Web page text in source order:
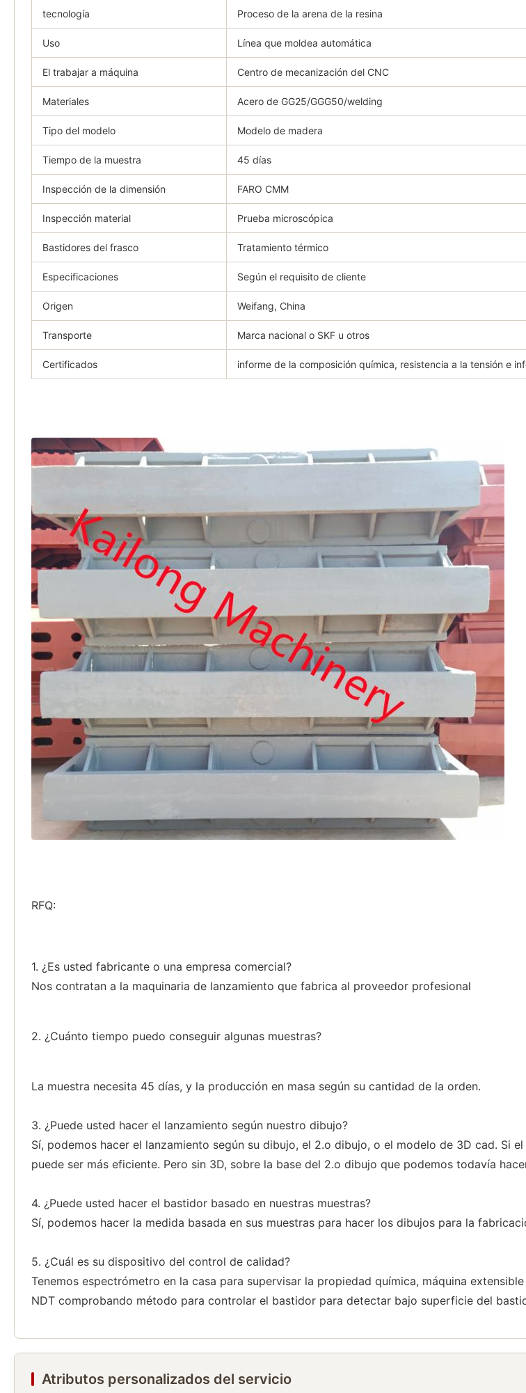
tecnología Proceso de la arena de la resina
Uso Línea que moldea automática
El trabajar a máquina Centro de mecanización del CNC
Materiales Acero de GG25/GGG50/welding
Tipo del modelo Modelo de madera
Tiempo de la muestra 45 días
Inspección de la dimensión FARO CMM
Inspección material Prueba microscópica
Bastidores del frasco Tratamiento térmico
Especificaciones Según el requisito de cliente
Origen Weifang, China
Transporte Marca nacional o SKF u otros
Certificados informe de la composición química, resistencia a la tensión e
RFQ:
1. ¿Es usted fabricante o una empresa comercial?
Nos contratan a la maquinaria de lanzamiento que fabrica al proveedor profesional
2. ¿Cuánto tiempo puedo conseguir algunas muestras?
La muestra necesita 45 días, y la producción en masa según su cantidad de la orden.
3. ¿Puede usted hacer el lanzamiento según nuestro dibujo?
Sí, podemos hacer el lanzamiento según su dibujo, el 2.o dibujo, o el modelo de 3D cad. Si
puede ser más eficiente. Pero sin 3D, sobre la base del 2.o dibujo que podemos todavía
4. ¿Puede usted hacer el bastidor basado en nuestras muestras?
Sí, podemos hacer la medida basada en sus muestras para hacer los dibujos para la
5. ¿Cuál es su dispositivo del control de calidad?
Tenemos espectrómetro en la casa para supervisar la propiedad química, máquina
NDT comprobando método para controlar el bastidor para detectar bajo superficie del
Atributos personalizados del servicio